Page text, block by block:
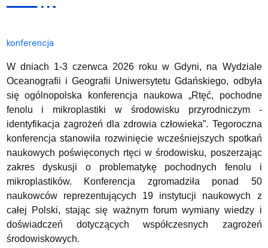
konferencja
W dniach 1-3 czerwca 2026 roku w Gdyni, na Wydziale
Oceanografii i Geografii Uniwersytetu Gdańskiego, odbyła
się ogólnopolska konferencja naukowa „Rtęć, pochodne
fenolu i mikroplastiki w środowisku przyrodniczym -
identyfikacja zagrożeń dla zdrowia człowieka”. Tegoroczna
konferencja stanowiła rozwinięcie wcześniejszych spotkań
naukowych poświęconych rtęci w środowisku, poszerzając
zakres dyskusji o problematykę pochodnych fenolu i
mikroplastików. Konferencja zgromadziła ponad 50
naukowców reprezentujących 19 instytucji naukowych z
całej Polski, stając się ważnym forum wymiany wiedzy i
doświadczeń dotyczących współczesnych zagrożeń
środowiskowych.